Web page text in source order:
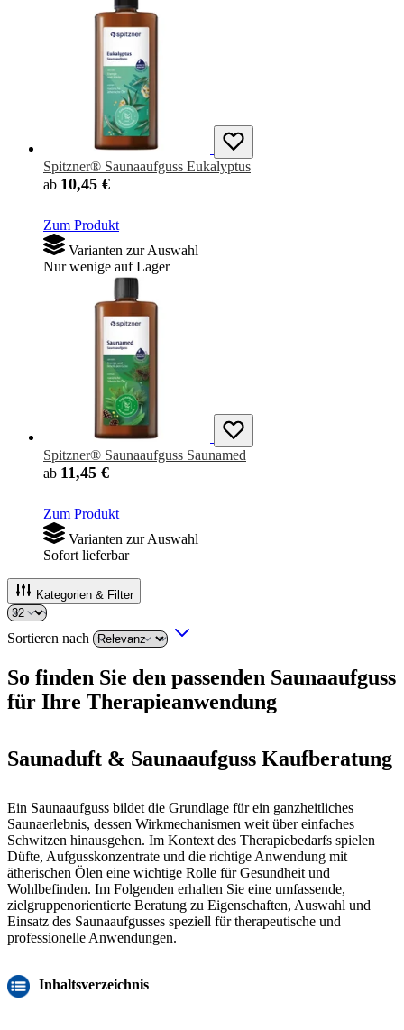
Spitzner® Saunaaufguss Eukalyptus
ab 10,45 €
Zum Produkt
Varianten zur Auswahl
Nur wenige auf Lager
Spitzner® Saunaaufguss Saunamed
ab 11,45 €
Zum Produkt
Varianten zur Auswahl
Sofort lieferbar
Kategorien & Filter
Sortieren nach
So finden Sie den passenden Saunaaufguss
für Ihre Therapieanwendung
Saunaduft & Saunaaufguss Kaufberatung
Ein Saunaaufguss bildet die Grundlage für ein ganzheitliches
Saunaerlebnis, dessen Wirkmechanismen weit über einfaches
Schwitzen hinausgehen. Im Kontext des Therapiebedarfs spielen
Düfte, Aufgusskonzentrate und die richtige Anwendung mit
ätherischen Ölen eine wichtige Rolle für Gesundheit und
Wohlbefinden. Im Folgenden erhalten Sie eine umfassende,
zielgruppenorientierte Beratung zu Eigenschaften, Auswahl und
Einsatz des Saunaaufgusses speziell für therapeutische und
professionelle Anwendungen.
Inhaltsverzeichnis